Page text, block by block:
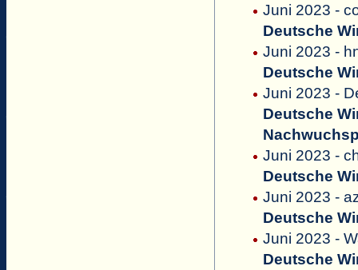
Juni 2023 -
Deutsche
Juni 2023 -
Deutsche
Juni 2023 -
Deutsche
Juni 2023 -
Deutsche
Juni 2023 -
Deutsche
Juni 2023 -
Deutsche